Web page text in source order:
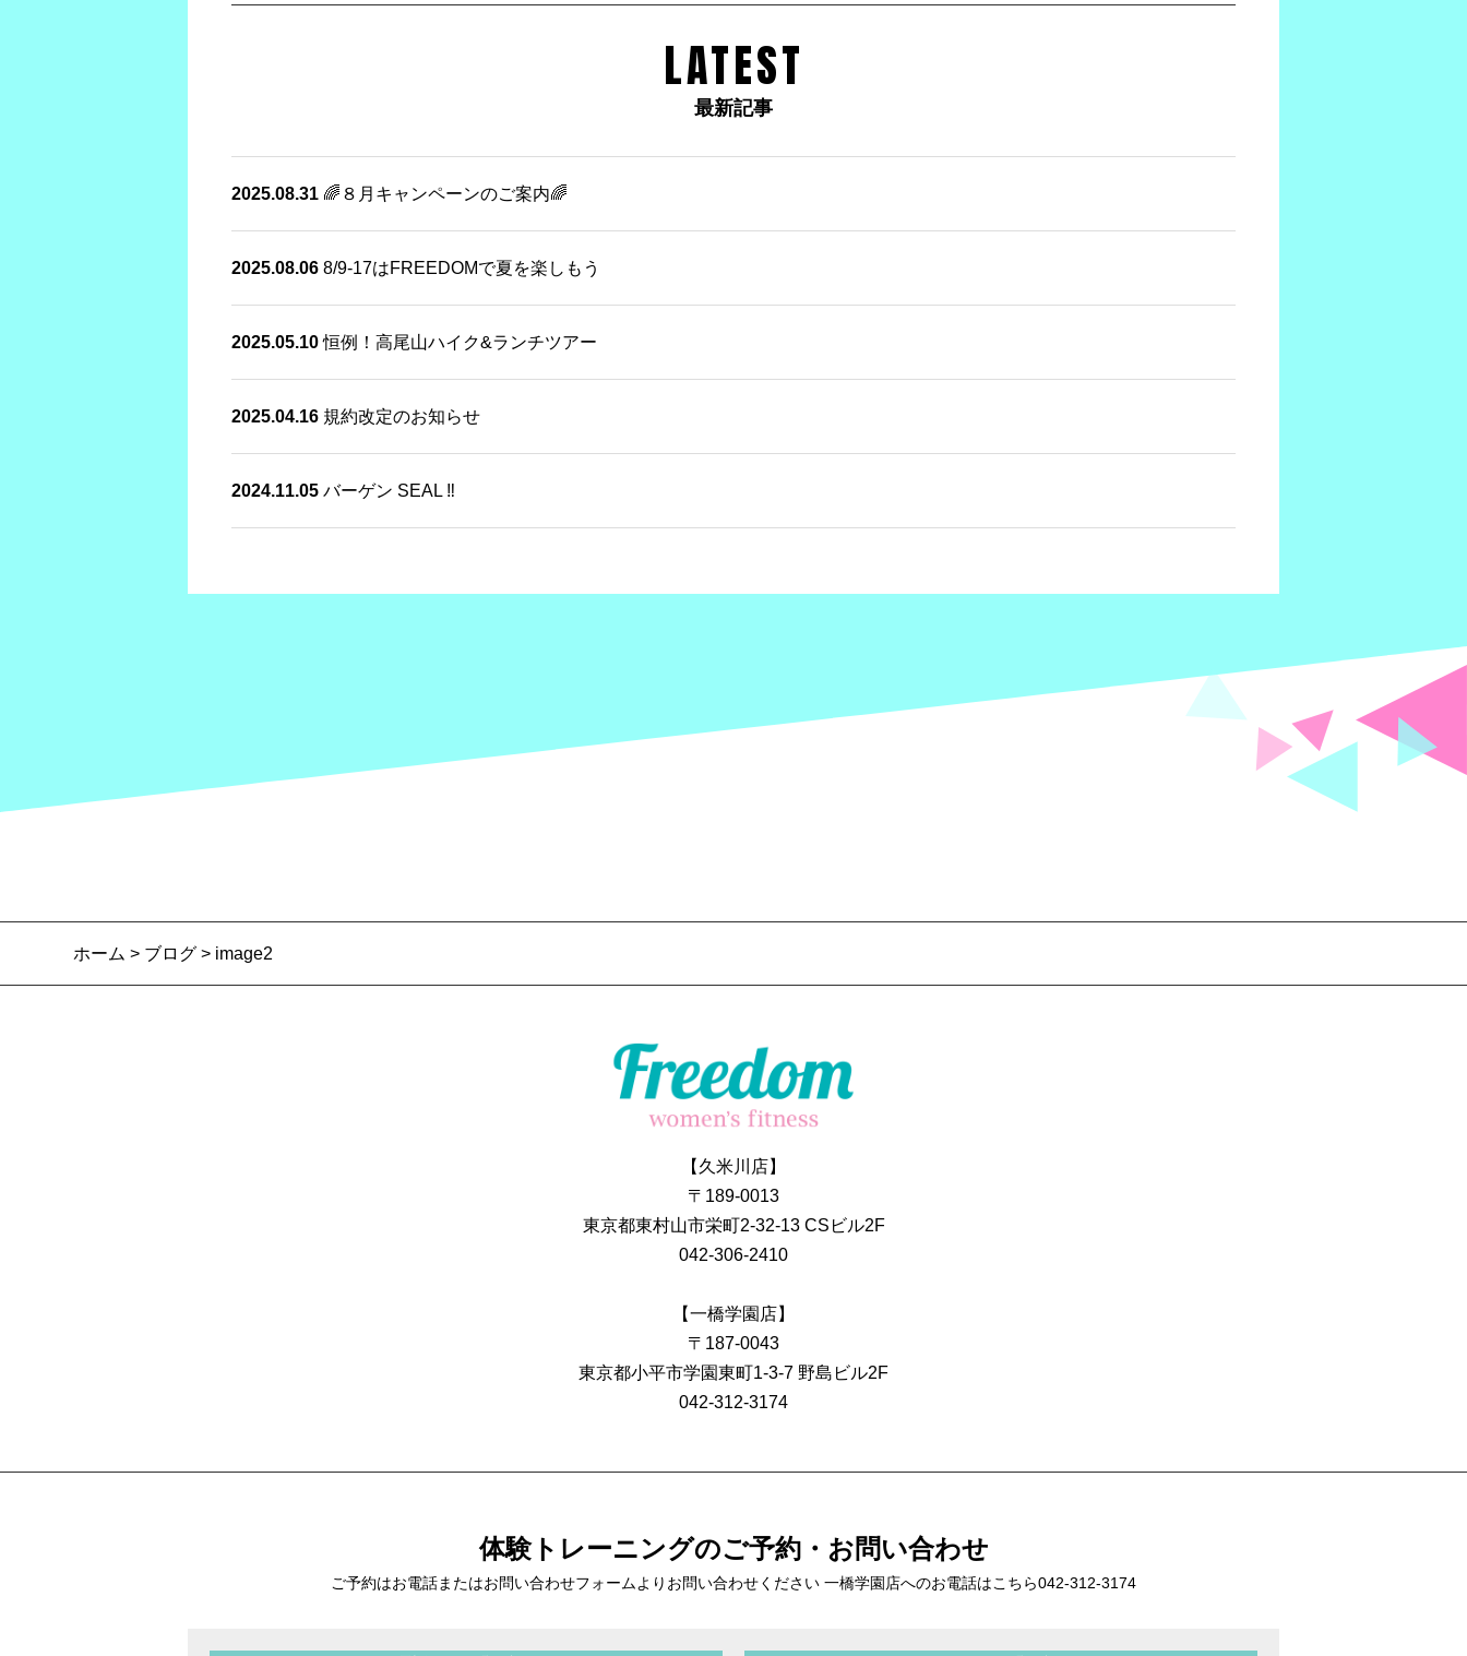
LATEST
最新記事
2025.08.31 🌈８月キャンペーンのご案内🌈
2025.08.06 8/9-17はFREEDOMで夏を楽しもう
2025.05.10恒例！高尾山ハイク&ランチツアー
2025.04.16 規約改定のお知らせ
2024.11.05 バーゲン SEAL ‼
ホーム> ブログ > image2
【久米川店】
〒189-0013
東京都東村山市栄町2-32-13 CSビル2F
042-306-2410
【一橋学園店】
〒187-0043
東京都小平市学園東町1-3-7 野島ビル2F
042-312-3174
体験トレーニングのご予約・お問い合わせ
ご予約はお電話またはお問い合わせフォームより お問い合わせください 一橋学園店へのお電話はこちら042-312-3174